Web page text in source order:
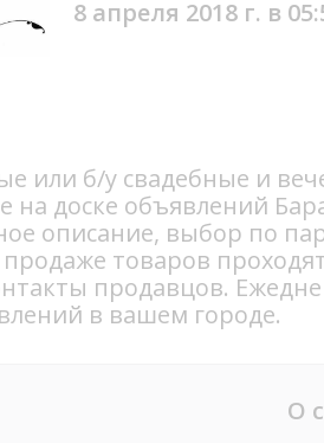
8 апреля 2018 г. в
или б/у свадебные и
на доске объявлений
описание, выбор по
товаров
продавцов.
в вашем городе.
О